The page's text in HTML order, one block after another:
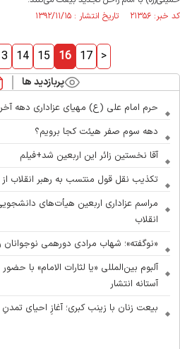
کد خبر: ۲۱۳۵۶ تاریخ انتشار : ۱۳۹۲/۱۱/۱۵
14 15 16 17 >
پربازدید ها
حرم امام علی (ع) مهیای عزاداری دهه
دهه سوم صفر هیئت کجا برویم؟
آقا نخستین زائر این اربعین شد+فیلم
تکذیب نقل قول منتسب به رهبر انقلاب
مراسم عزاداری اربعین هیأت‌های
انقلاب
«نوگفته»؛ شهاب مرادی دورهمی نوجوانان
آلبوم بین‌المللی «یا لثارات الامام» با
آستانه انتشار
بیعت زنان با زینب کبری؛ آغازِ احیای